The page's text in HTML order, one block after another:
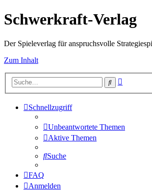
Schwerkraft-Verlag
Der Spieleverlag für anspruchsvolle
Zum Inhalt
Suche
Schnellzugriff
Unbeantwortete Themen
Aktive Themen
Suche
FAQ
Anmelden